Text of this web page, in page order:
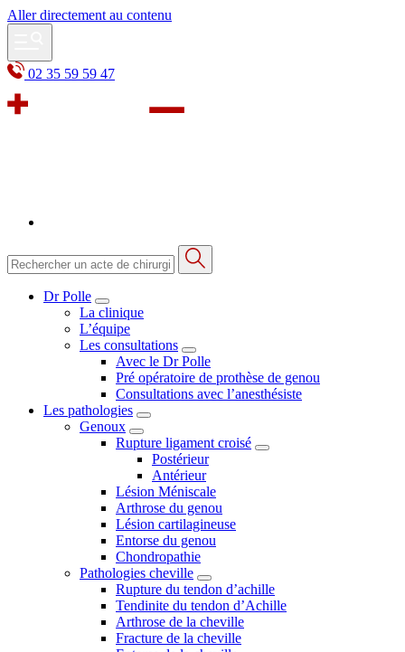
Aller directement au contenu
02 35 59 59 47
Dr Polle
La clinique
L’équipe
Les consultations
Avec le Dr Polle
Pré opératoire de prothèse de genou
Consultations avec l’anesthésiste
Les pathologies
Genoux
Rupture ligament croisé
Postérieur
Antérieur
Lésion Méniscale
Arthrose du genou
Lésion cartilagineuse
Entorse du genou
Chondropathie
Pathologies cheville
Rupture du tendon d’achille
Tendinite du tendon d’Achille
Arthrose de la cheville
Fracture de la cheville